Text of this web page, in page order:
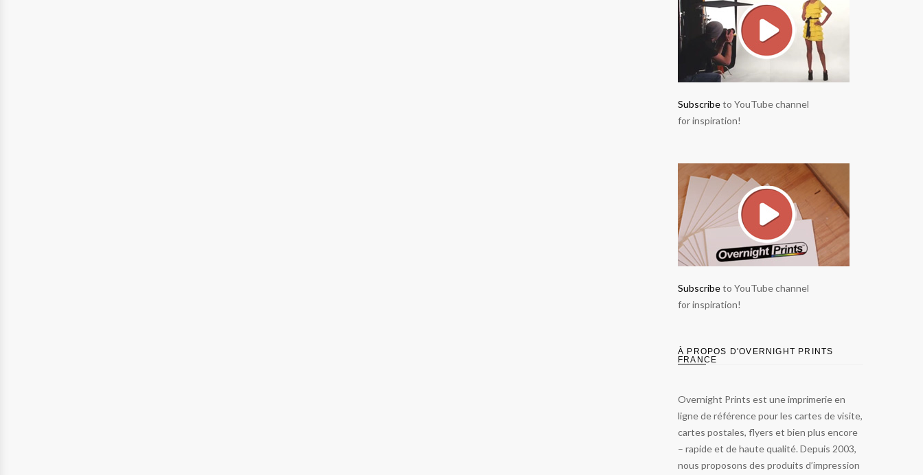
Subscribeto YouTube channel
for inspiration!
Subscribeto YouTube channel
for inspiration!
À PROPOS D'OVERNIGHT PRINTS
FRANCE
Overnight Prints est une imprimerie en
ligne de référence pour les cartes de visite,
cartes postales, flyers et bien plus encore
– rapide et de haute qualité. Depuis 2003,
nous proposons des produits d’impression